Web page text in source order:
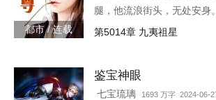
都市 / 连载
腿，他流浪街头，无处安身
来，一人可挡千万敌！
第5014章 九夷祖星
鉴宝神眼
七宝琉璃 1693 万字 2024-06-